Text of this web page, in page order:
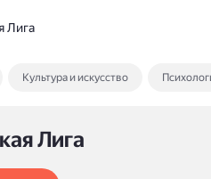
Лига
Культура и искусство
Лига